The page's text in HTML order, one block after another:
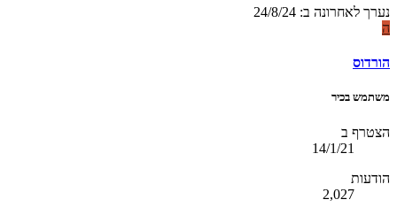
נערך לאחרונה ב: 24/8/24
ה
הורדוס
משתמש בכיר
הצטרף ב
14/1/21
הודעות
2,027